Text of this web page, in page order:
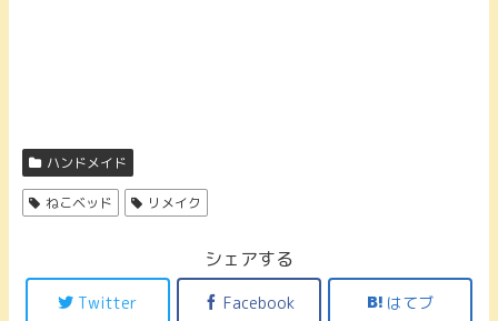
ハンドメイド
ねこベッド リメイク
シェアする
Twitter Facebook はてブ